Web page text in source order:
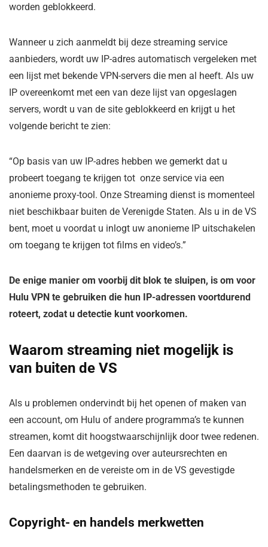
worden geblokkeerd.
Wanneer u zich aanmeldt bij deze streaming service
aanbieders, wordt uw IP-adres automatisch vergeleken met
een lijst met bekende VPN-servers die men al heeft. Als uw
IP overeenkomt met een van deze lijst van opgeslagen
servers, wordt u van de site geblokkeerd en krijgt u het
volgende bericht te zien:
“Op basis van uw IP-adres hebben we gemerkt dat u
probeert toegang te krijgen tot onze service via een
anonieme proxy-tool. Onze Streaming dienst is momenteel
niet beschikbaar buiten de Verenigde Staten. Als u in de VS
bent, moet u voordat u inlogt uw anonieme IP uitschakelen
om toegang te krijgen tot films en video’s.”
De enige manier om voorbij dit blok te sluipen, is om voor
Hulu VPN te gebruiken die hun IP-adressen voortdurend
roteert, zodat u detectie kunt voorkomen.
Waarom streaming niet mogelijk is
van buiten de VS
Als u problemen ondervindt bij het openen of maken van
een account, om Hulu of andere programma’s te kunnen
streamen, komt dit hoogstwaarschijnlijk door twee redenen.
Een daarvan is de wetgeving over auteursrechten en
handelsmerken en de vereiste om in de VS gevestigde
betalingsmethoden te gebruiken.
Copyright- en handels merkwetten